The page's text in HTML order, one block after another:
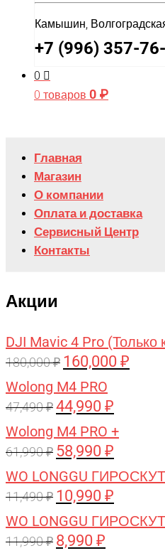
Камышин,
+7 (996) 357-
0
0 товаров 0 ₽
Главная
Магазин
О компании
Оплата и доставка
Сервисный Центр
Контакты
Акции
DJI Mavic 4 Pro (Только
180,000₽ Первоначальная
цена
составляла
180,000 ₽.
160,000 ₽
Wolong M4 PRO
47,490₽ Первоначальная
цена
составляла
47,490 ₽.
44,990 ₽
44,990 ₽.
Wolong M4 PRO +
61,990₽ Первоначальная
цена
составляла
61,990 ₽.
58,990 ₽
цена:
58,990 ₽.
WO LONGGU
11,490₽ Первоначальная
цена
составляла
11,490 ₽.
10,990 ₽
цена:
10,990 ₽.
WO LONGGU
11,990₽ Первоначальная
8,990 ₽